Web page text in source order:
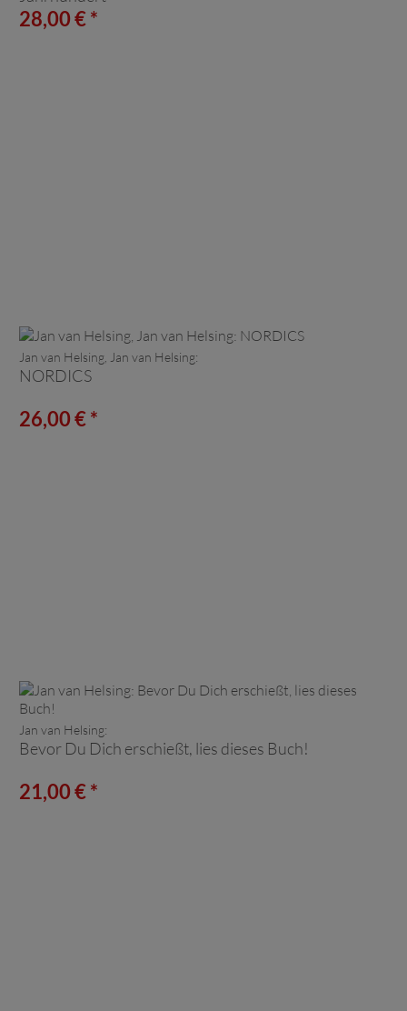
28,00 € *
Jan van Helsing, Jan van Helsing:
NORDICS
26,00 € *
Jan van Helsing:
Bevor Du Dich erschießt, lies dieses Buch!
21,00 € *